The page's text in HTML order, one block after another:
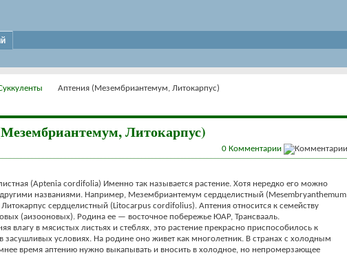
Аптения (Мезембриантемум, Литокарпус)
Литокарпус)
0 Комментарии
(Aptenia cordifolia) Именно так называется растение. Хотя нередко его можно
другими названиями. Например, Мезембриантемум сердцелистный (Mesembryanthemum
сердцелистный (Litocarpus cordifolius). Аптения относится к семейству
(аизооновых). Родина ее — восточное побережье ЮАР, Трансвааль.
влагу в мясистых листьях и стеблях, это растение прекрасно приспособилось к
засушливых условиях. На родине оно живет как многолетник. В странах с холодным
время аптению нужно выкапывать и вносить в холодное, но непромерзающее